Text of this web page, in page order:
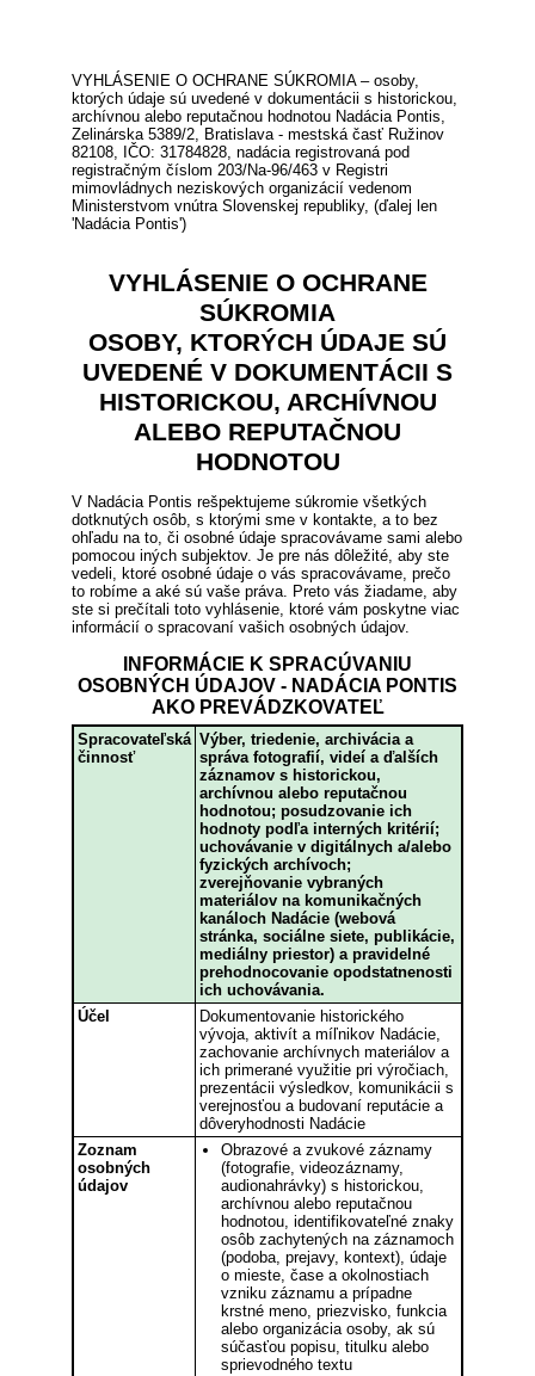
VYHLÁSENIE O OCHRANE SÚKROMIA – osoby,
ktorých údaje sú uvedené v dokumentácii s historickou,
archívnou alebo reputačnou hodnotou Nadácia Pontis,
Zelinárska 5389/2, Bratislava - mestská časť Ružinov
82108, IČO: 31784828, nadácia registrovaná pod
registračným číslom 203/Na-96/463 v Registri
mimovládnych neziskových organizácií vedenom
Ministerstvom vnútra Slovenskej republiky, (ďalej len
'Nadácia Pontis')
VYHLÁSENIE O OCHRANE
SÚKROMIA
OSOBY, KTORÝCH ÚDAJE SÚ
UVEDENÉ V DOKUMENTÁCII S
HISTORICKOU, ARCHÍVNOU
ALEBO REPUTAČNOU
HODNOTOU
V Nadácia Pontis rešpektujeme súkromie všetkých
dotknutých osôb, s ktorými sme v kontakte, a to bez
ohľadu na to, či osobné údaje spracovávame sami alebo
pomocou iných subjektov. Je pre nás dôležité, aby ste
vedeli, ktoré osobné údaje o vás spracovávame, prečo
to robíme a aké sú vaše práva. Preto vás žiadame, aby
ste si prečítali toto vyhlásenie, ktoré vám poskytne viac
informácií o spracovaní vašich osobných údajov.
INFORMÁCIE K SPRACÚVANIU
OSOBNÝCH ÚDAJOV - NADÁCIA PONTIS
AKO PREVÁDZKOVATEĽ
Spracovateľská
činnosť
Výber, triedenie, archivácia a
správa fotografií, videí a ďalších
záznamov s historickou,
archívnou alebo reputačnou
hodnotou; posudzovanie ich
hodnoty podľa interných kritérií;
uchovávanie v digitálnych a/alebo
fyzických archívoch;
zverejňovanie vybraných
materiálov na komunikačných
kanáloch Nadácie (webová
stránka, sociálne siete, publikácie,
mediálny priestor) a pravidelné
prehodnocovanie opodstatnenosti
ich uchovávania.
Účel
Dokumentovanie historického
vývoja, aktivít a míľnikov Nadácie,
zachovanie archívnych materiálov a
ich primerané využitie pri výročiach,
prezentácii výsledkov, komunikácii s
verejnosťou a budovaní reputácie a
dôveryhodnosti Nadácie
Zoznam
osobných
údajov
Obrazové a zvukové záznamy
(fotografie, videozáznamy,
audionahrávky) s historickou,
archívnou alebo reputačnou
hodnotou, identifikovateľné znaky
osôb zachytených na záznamoch
(podoba, prejavy, kontext), údaje
o mieste, čase a okolnostiach
vzniku záznamu a prípadne
krstné meno, priezvisko, funkcia
alebo organizácia osoby, ak sú
súčasťou popisu, titulku alebo
sprievodného textu